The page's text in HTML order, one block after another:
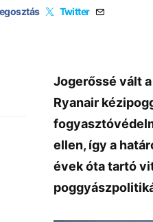
Twitter
Jogerőssé vált
Ryanair
ellen, így a
évek óta tartó